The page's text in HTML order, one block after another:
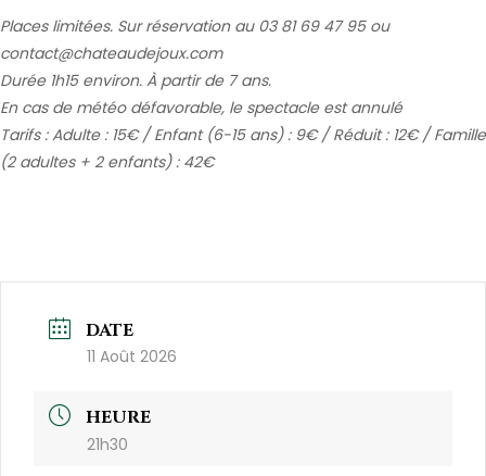
Places limitées. Sur réservation au 03 81 69 47 95 ou
contact@chateaudejoux.com
Durée 1h15 environ. À partir de 7 ans.
En cas de météo défavorable, le spectacle est annulé
Tarifs : Adulte : 15€ / Enfant (6-15 ans) : 9€ / Réduit : 12€ / Famille
(2 adultes + 2 enfants) : 42€
DATE
11 Août 2026
HEURE
21h30